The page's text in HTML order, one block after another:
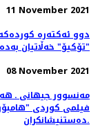
11 November 2021
دوو ئەکتەرە
"تۆکیۆ" خەڵاتیان
08 November 2021
مەنسوور جیهانی ـ
فیلمی کوردی
ده‌ستنیشانکران.